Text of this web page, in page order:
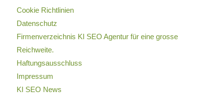
Cookie Richtlinien
Datenschutz
Firmenverzeichnis KI SEO Agentur für eine grosse
Reichweite.
Haftungsausschluss
Impressum
KI SEO News